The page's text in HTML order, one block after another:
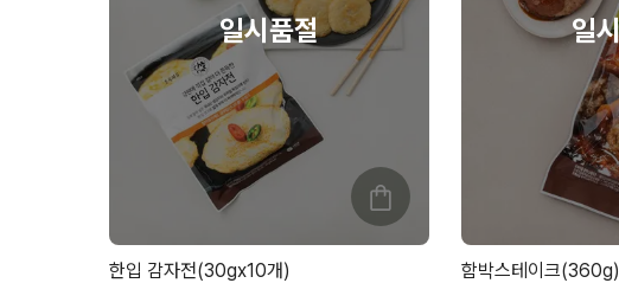
한입 감자전(30gx10개) 함박스테이크(360g)